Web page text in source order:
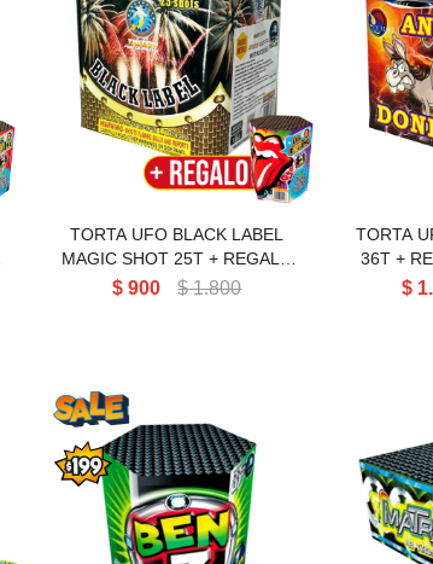
TORTA UFO NIGHT
STALKER MAGIC SHOT 25T
TORTA UFO BLACK LABEL
MAGIC SHOT 25T + REGALO
ROLLING 3 / 7 TIROS
$ 900 $ 1.800
TORTA
36T +
$
TORTA BEN 7 7T UFO